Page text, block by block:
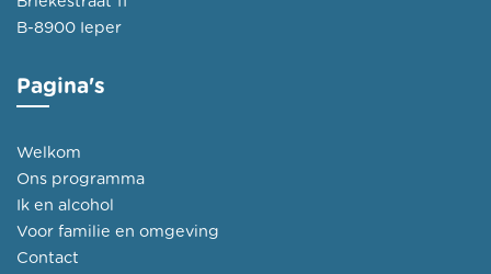
B-8900 Ieper
Pagina's
Welkom
Ons programma
Ik en alcohol
Voor familie en omgeving
Contact